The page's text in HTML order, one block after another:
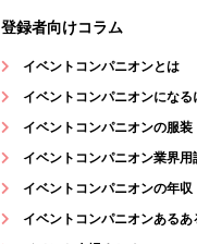
登録者向けコラム
イベントコンパニオンとは
イベントコンパニオンになる
イベントコンパニオンの服装
イベントコンパニオン業界用
イベントコンパニオンの年
イベントコンパニオンあるあ